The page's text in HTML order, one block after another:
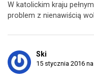
W katolickim kraju
problem z nienawiścią
Ski
15 stycznia 2016